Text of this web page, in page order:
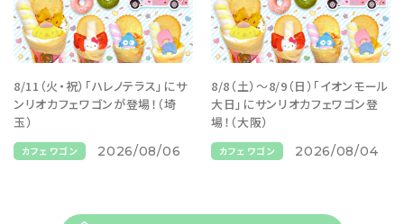
8/11（火・祝）「ハレノテラス」にサ
ンリオカフェワゴンが登場！（埼
玉）
カフェワゴン 2026/08/06
8/8（土）～8/9（日）「イオンモール
大日」にサンリオカフェワゴン登
場！（大阪）
カフェワゴン 2026/08/04